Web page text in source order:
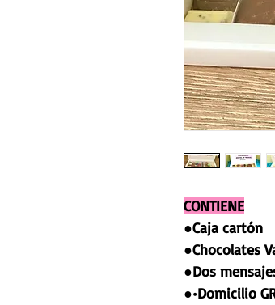
CONTIENE
●Caja cartón
●Chocolates
●Dos
●•Domicilio